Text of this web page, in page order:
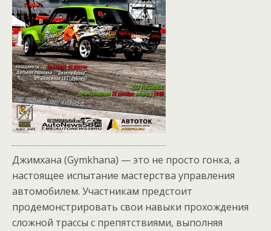
Джимхана (Gymkhana) — это не просто гонка, а
настоящее испытание мастерства управления
автомобилем. Участникам предстоит
продемонстрировать свои навыки прохождения
сложной трассы с препятствиями, выполняя